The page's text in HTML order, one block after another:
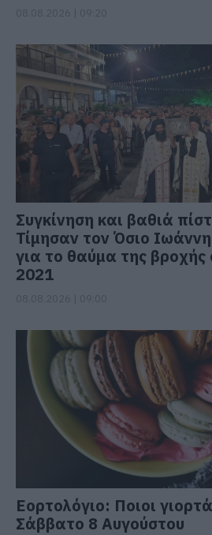
Συγκίνηση και βαθιά
Τίμησαν τον Όσιο
για το θαύμα της
2021
Εορτολόγιο: Ποιοι
Σάββατο 8 Αυγούστου